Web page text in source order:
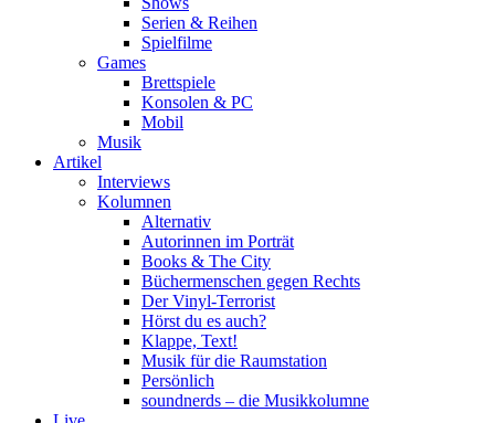
Serien & Reihen
Spielfilme
Games
Brettspiele
Konsolen & PC
Mobil
Musik
Artikel
Interviews
Kolumnen
Alternativ
Autorinnen im Porträt
Books & The City
Büchermenschen gegen Rechts
Der Vinyl-Terrorist
Hörst du es auch?
Klappe, Text!
Musik für die Raumstation
Persönlich
soundnerds – die Musikkolumne